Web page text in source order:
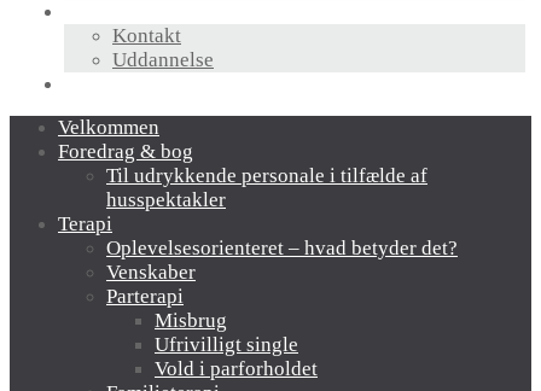
Kontakt
Uddannelse
Velkommen
Foredrag & bog
Til udrykkende personale i tilfælde af
husspektakler
Terapi
Oplevelsesorienteret – hvad betyder det?
Venskaber
Parterapi
Misbrug
Ufrivilligt single
Vold i parforholdet